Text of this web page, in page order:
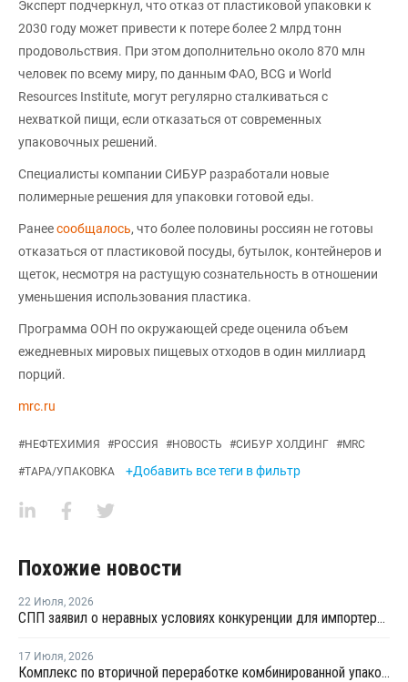
Эксперт подчеркнул, что отказ от пластиковой упаковки к
2030 году может привести к потере более 2 млрд тонн
продовольствия. При этом дополнительно около 870 млн
человек по всему миру, по данным ФАО, BCG и World
Resources Institute, могут регулярно сталкиваться с
нехваткой пищи, если отказаться от современных
упаковочных решений.
Специалисты компании СИБУР разработали новые
полимерные решения для упаковки готовой еды.
Ранеесообщалось, что более половины россиян не готовы
отказаться от пластиковой посуды, бутылок, контейнеров и
щеток, несмотря на растущую сознательность в отношении
уменьшения использования пластика.
Программа ООН по окружающей среде оценила объем
ежедневных мировых пищевых отходов в один миллиард
порций.
mrc.ru
#НЕФТЕХИМИЯ #РОССИЯ #НОВОСТЬ #СИБУР ХОЛДИНГ #MRC
#ТАРА/УПАКОВКА +Добавить все теги в фильтр
Похожие новости
22 Июля, 2026
СПП заявил о неравных условиях конкуренции для импортеров полимерной упаковки в рамках российского РОП
17 Июля, 2026
Комплекс по вторичной переработке комбинированной упаковки запущен в Челябинске